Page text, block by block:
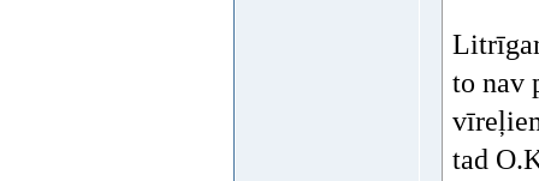
to nav
tad